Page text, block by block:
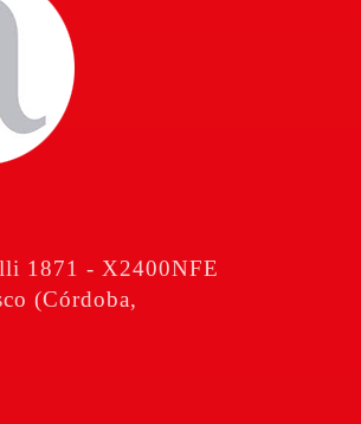
1871 - X2400NFE
(Córdoba,